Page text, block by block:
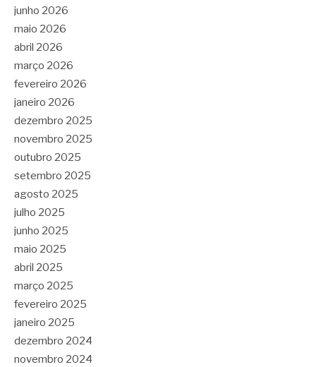
junho 2026
maio 2026
abril 2026
março 2026
fevereiro 2026
janeiro 2026
dezembro 2025
novembro 2025
outubro 2025
setembro 2025
agosto 2025
julho 2025
junho 2025
maio 2025
abril 2025
março 2025
fevereiro 2025
janeiro 2025
dezembro 2024
novembro 2024